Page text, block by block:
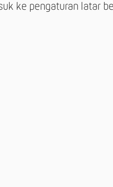
ke pengaturan latar